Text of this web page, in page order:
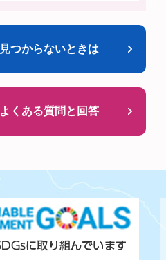
見つからないときは
よくある質問と回答